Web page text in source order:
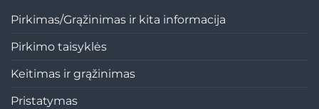
Pirkimas/Grąžinimas ir kita informacija
Pirkimo taisyklės
Keitimas ir grąžinimas
Pristatymas